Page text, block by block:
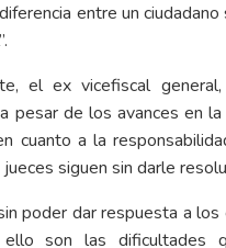
entre un
el ex vicefiscal
pesar de los avances en
cuanto a la
siguen sin darle
poder dar respuesta a
son las dificultades